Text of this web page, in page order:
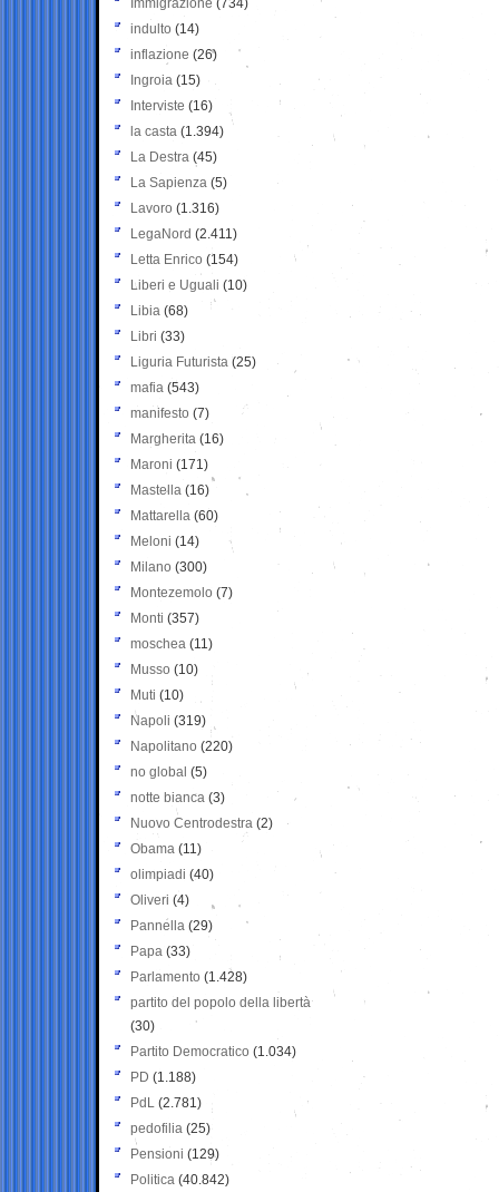
Immigrazione (734)
indulto (14)
inflazione (26)
Ingroia (15)
Interviste (16)
la casta (1.394)
La Destra (45)
La Sapienza (5)
Lavoro (1.316)
LegaNord (2.411)
Letta Enrico (154)
Liberi e Uguali (10)
Libia (68)
Libri (33)
Liguria Futurista (25)
mafia (543)
manifesto (7)
Margherita (16)
Maroni (171)
Mastella (16)
Mattarella (60)
Meloni (14)
Milano (300)
Montezemolo (7)
Monti (357)
moschea (11)
Musso (10)
Muti (10)
Napoli (319)
Napolitano (220)
no global (5)
notte bianca (3)
Nuovo Centrodestra (2)
Obama (11)
olimpiadi (40)
Oliveri (4)
Pannella (29)
Papa (33)
Parlamento (1.428)
partito del popolo della libertà
(30)
Partito Democratico (1.034)
PD (1.188)
PdL (2.781)
pedofilia (25)
Pensioni (129)
Politica (40.842)